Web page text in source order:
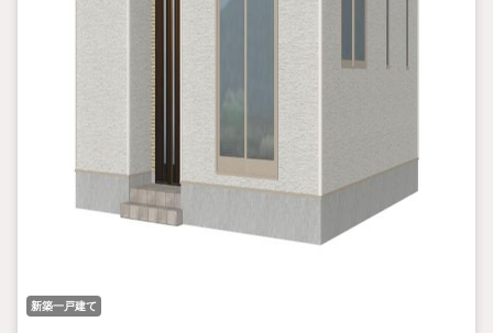
新築一戸建て